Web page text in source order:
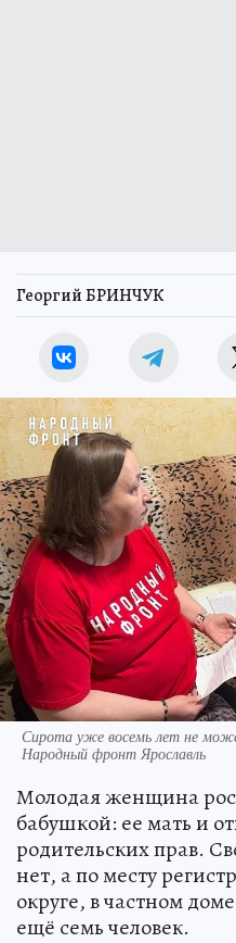
Георгий БРИНЧУК
Сирота уже восемь лет не
Народный фронт Ярославль
Молодая женщина
бабушкой: ее мать и
родительских прав.
нет, а по месту
округе, в частном
ещё семь человек.